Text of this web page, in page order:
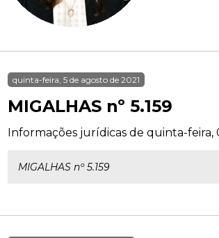
quinta-feira, 5 de agosto de 2021
MIGALHAS nº 5.159
Informações jurídicas de quinta-feira,
MIGALHAS nº 5.159